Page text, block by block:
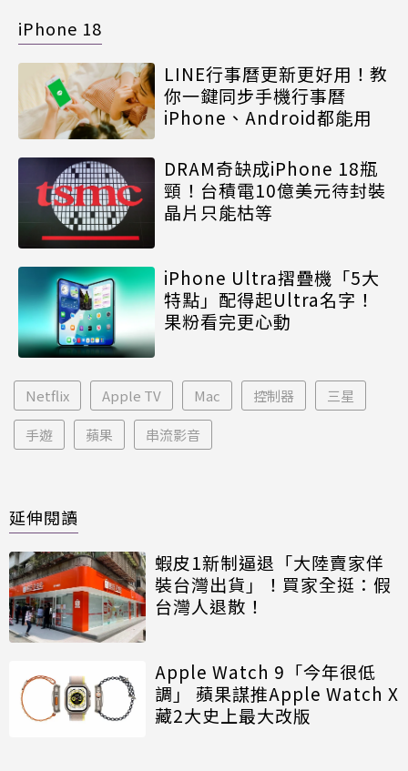
iPhone 18
LINE行事曆更新更好用！教
你一鍵同步手機行事曆
iPhone、Android都能用
DRAM奇缺成iPhone 18瓶
頸！台積電10億美元待封裝
晶片只能枯等
iPhone Ultra摺疊機「5大
特點」配得起Ultra名字！
果粉看完更心動
Netflix Apple TV Mac 控制器 三星
手遊 蘋果 串流影音
延伸閱讀
蝦皮1新制逼退「大陸賣家佯
裝台灣出貨」！買家全挺：假
台灣人退散！
Apple Watch 9「今年很低
調」 蘋果謀推Apple Watch X
藏2大史上最大改版